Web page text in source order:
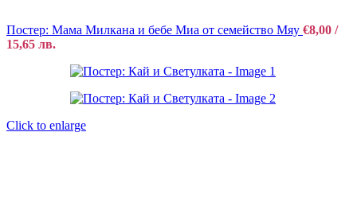
Постер: Мама Милкана и бебе Миа от семейство Мяу €8,00 /
15,65 лв.
Click to enlarge